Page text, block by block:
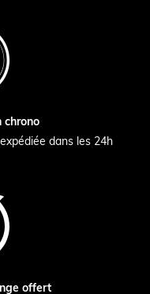
chrono
dans les 24h
offert